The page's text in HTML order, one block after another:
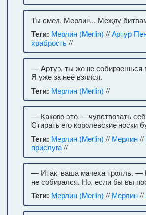
Ты смел, Мерлин... Между
Теги: Мерлин (Merlin) //Артур
храбрость//
— Артур, ты же не собираешься
Я уже за неё взялся.
Теги: Мерлин (Merlin) //
— Каково это — чувствовать
Стирать его королевские носки
Теги: Мерлин (Merlin) // Мерлин//
прислуга//
— Итак, ваша мачеха тролль. —
не собирался. Но, если бы вы
Теги: Мерлин (Merlin) // Мерлин//